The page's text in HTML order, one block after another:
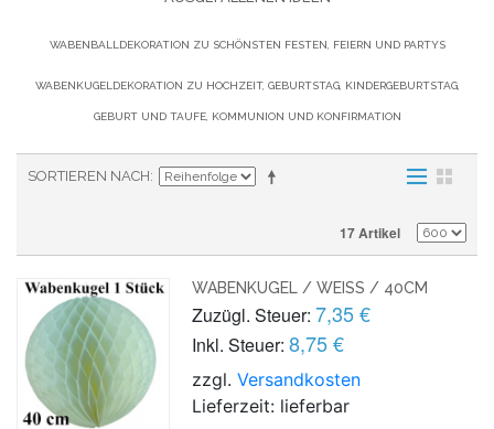
WABENBALLDEKORATION ZU SCHÖNSTEN FESTEN, FEIERN UND PARTYS
WABENKUGELDEKORATION ZU HOCHZEIT, GEBURTSTAG, KINDERGEBURTSTAG,
GEBURT UND TAUFE, KOMMUNION UND KONFIRMATION
SORTIEREN NACH
17 Artikel
WABENKUGEL / WEISS / 40CM
Zuzügl. Steuer: 7,35 €
Inkl. Steuer: 8,75 €
zzgl.Versandkosten
Lieferzeit: lieferbar